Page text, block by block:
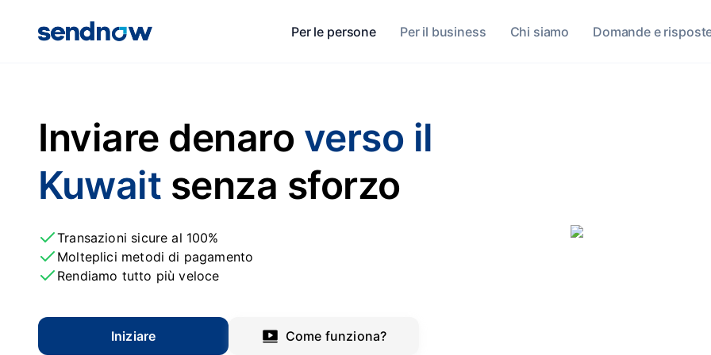
Per le persone Per il business Chi siamo Domande e
Inviare denaro verso il
Kuwait senza sforzo
Transazioni sicure al 100%
Molteplici metodi di pagamento
Rendiamo tutto più veloce
Iniziare Come funziona?